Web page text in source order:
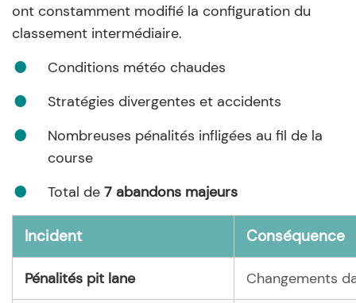
ont constamment modifié la configuration du
classement intermédiaire.
Conditions météo chaudes
Stratégies divergentes et accidents
Nombreuses pénalités infligées au fil de la
course
Total de 7 abandons majeurs
Incident Conséquence
Pénalités pit lane Changements